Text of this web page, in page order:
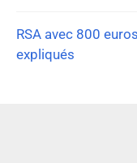
RSA avec 800
expliqués